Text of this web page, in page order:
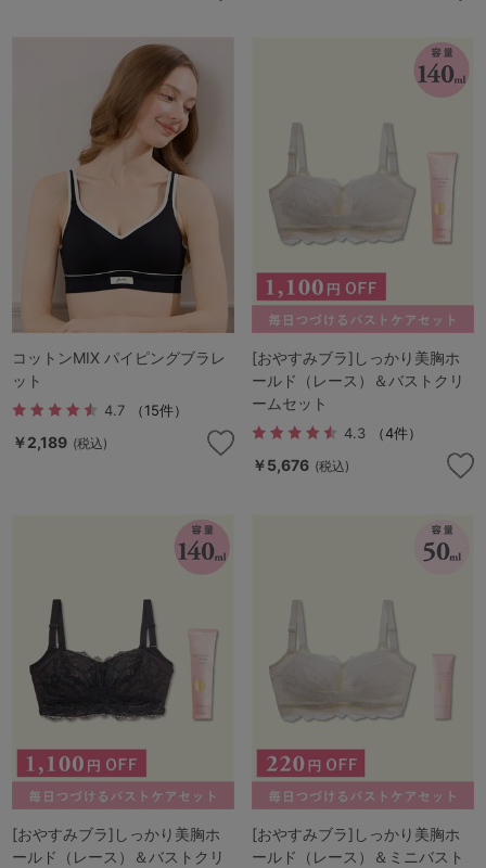
コットンMIX パイピングブラレ
ット
4.7 （15件）
￥2,189 (税込)
[おやすみブラ]しっかり美胸ホ
ールド（レース）＆バストクリ
ームセット
4.3 （4件）
￥5,676 (税込)
[おやすみブラ]しっかり美胸ホ
ールド（レース）＆バストクリ
[おやすみブラ]しっかり美胸ホ
ールド（レース）＆ミニバスト